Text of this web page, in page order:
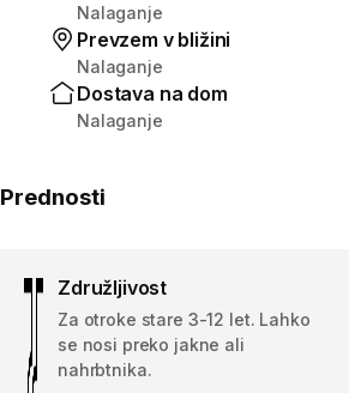
Nalaganje
Prevzem v bližini
Nalaganje
Dostava na dom
Nalaganje
Prednosti
Združljivost
Za otroke stare 3-12 let. Lahko
se nosi preko jakne ali
nahrbtnika.